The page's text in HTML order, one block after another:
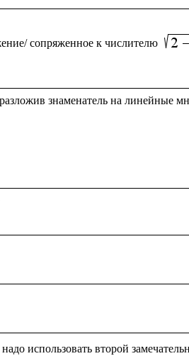
сопряженное к числителю
знаменатель на линейные
использовать второй